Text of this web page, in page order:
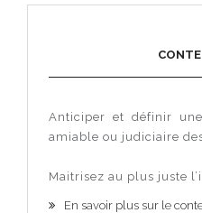
Anticiper et définir
amiable ou judiciaire
Maitrisez au plus juste
En savoir plus sur le